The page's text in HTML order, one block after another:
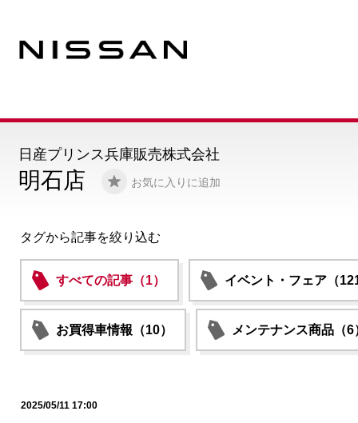
明石店 お気に入りに追加
日産プリンス兵庫販売株式会社
タグから記事を絞り込む
すべての記事（1） イベント・フェア（
お買得車情報（10） メンテナンス商品（6
2025/05/11 17:00